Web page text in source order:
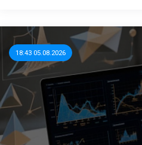
18:43 05.08.2026